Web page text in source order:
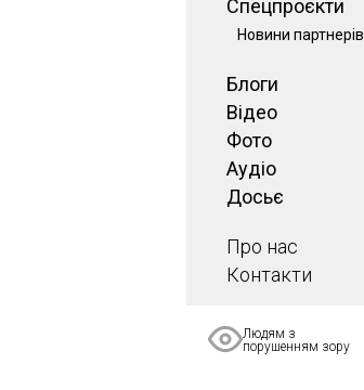
Спецпроєкти
Новини партнерів
Блоги
Відео
Фото
Аудіо
Досьє
Про нас
Контакти
Людям з
порушенням зору